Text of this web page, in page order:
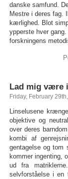
danske samfund.
Mestre i deres fag.
kærlighed. Blot
ypperste hver
forskningens
Lad mig være
Friday, February
Linselusene
objektive og
over deres
kombi af
gentagelse og tom
kommer ingenting,
ud fra
selvforståelse i en